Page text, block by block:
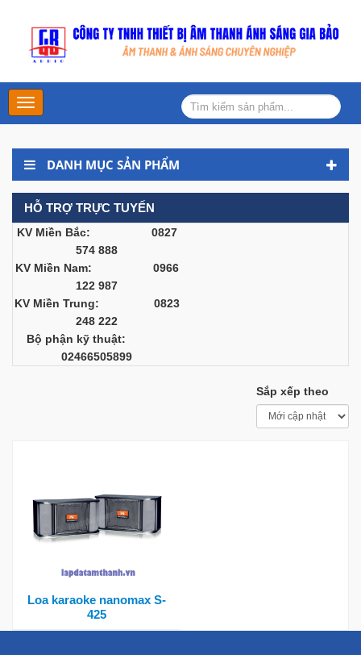
Main
Menu
DANH MỤC SẢN PHẨM
HỖ TRỢ TRỰC TUYẾN
KV Miền Bắc: 0827
574 888
KV Miền Nam: 0966
122 987
KV Miền Trung: 0823
248 222
Bộ phận kỹ thuật:
02466505899
Sắp xếp theo
Loa karaoke nanomax S-
425